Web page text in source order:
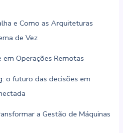
e Como as Arquiteturas
de Vez
Operações Remotas
o futuro das decisões em
a Gestão de Máquinas